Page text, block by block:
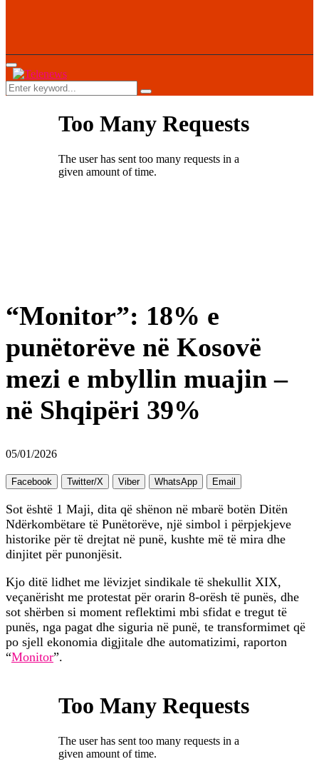
Primary
Menu
Search
for:
Search
“Monitor”: 18% e
punëtorëve në Kosovë
mezi e mbyllin muajin –
në Shqipëri 39%
05/01/2026
Facebook Twitter/X Viber WhatsApp Email
Sot është 1 Maji, dita që shënon në mbarë botën Ditën
Ndërkombëtare të Punëtorëve, një simbol i përpjekjeve
historike për të drejtat në punë, kushte më të mira dhe
dinjitet për punonjësit.
Kjo ditë lidhet me lëvizjet sindikale të shekullit XIX,
veçanërisht me protestat për orarin 8-orësh të punës, dhe
sot shërben si moment reflektimi mbi sfidat e tregut të
punës, nga pagat dhe siguria në punë, te transformimet që
po sjell ekonomia digjitale dhe automatizimi, raporton
“Monitor”.